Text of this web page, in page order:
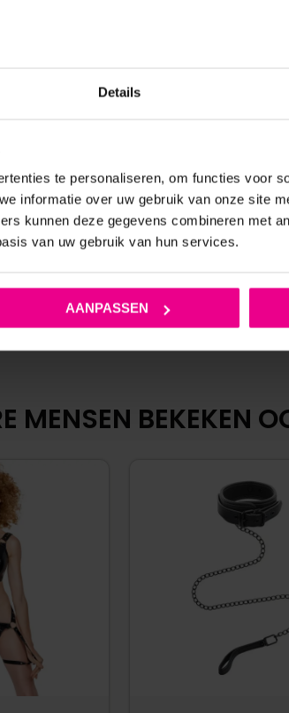
Details
te personaliseren, om functies voor
informatie over uw gebruik van onze site
kunnen deze gegevens combineren met
van uw gebruik van hun services.
AANPASSEN
MET
LATEX
ROOD LAK TOPJE MET
BLACK
Op
€
MENSEN BEKEKEN